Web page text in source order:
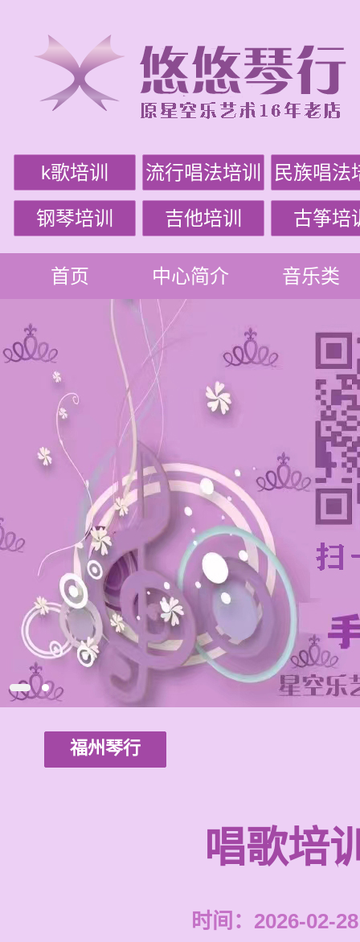
k歌培训 流行唱法培训 民族唱法
钢琴培训 吉他培训 古筝培
首页 中心简介 音乐类
福州琴行
唱歌培
时间：2026-02-